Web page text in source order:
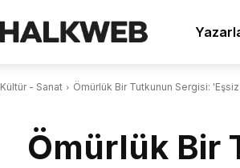
Kültür - Sanat Ömürlük Bir Tutkunun Sergisi:
Ömürlük Bir